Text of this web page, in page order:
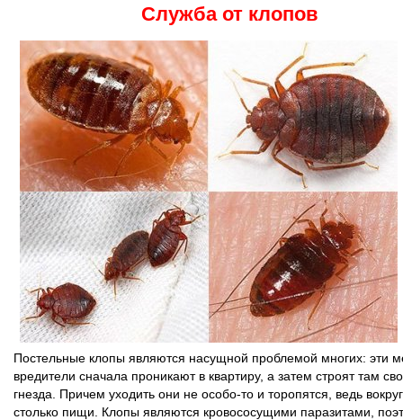
Служба от клопов
Постельные клопы являются насущной проблемой многих: эти
вредители сначала проникают в квартиру, а затем строят там
гнезда. Причем уходить они не особо-то и торопятся, ведь вокруг
столько пищи. Клопы являются кровососущими паразитами,